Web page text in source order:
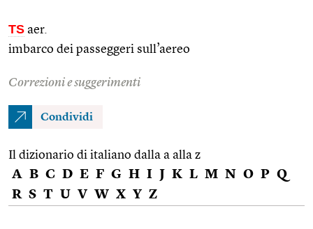
TS aer.
imbarco dei passeggeri sull’aereo
Correzioni e suggerimenti
Condividi
Il dizionario di italiano dalla a alla z
A B C D E F G H I J K L M N O P Q
R S T U V W X Y Z